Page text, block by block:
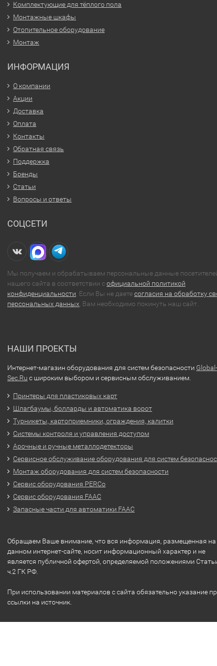
Комплектующие для тёплого пола
Монтажные шкафы
Отопительное оборудование
Монтаж
ИНФОРМАЦИЯ
О компании
Акции
Доставка
Оплата
Контакты
Обратная связь
Поддержка
Бренды
Статьи
Вопросы и ответы
СОЦСЕТИ
Мы получаем и обрабатываем персональные данные
нашего сайта в соответствии софициальной политикой
конфиденциальности . Если Вы не даетесогласия на обработку
персональных данных , Вам необходимо покинуть наш сайт.
НАШИ ПРОЕКТЫ
Интернет-магазин оборудования для систем безопасности Global-
Sec.Ru с широким выбором и сервисным обслуживанием.
Принтеры для пластиковых карт
Шлагбаумы, болларды и автоматика ворот
Турникеты, картоприемники, ограждения, калитки
Системы контроля и управления доступом
Арочные и ручные металлодетекторы
Сервисное обслуживание оборудования для систем
Монтаж оборудования для систем безопасности
Сервис оборудования PERCo
Сервис оборудования FAAC
Запасные части для автоматики FAAC
Обращаем Ваше внимание, что вся информация, размещенная на
данном интернет-сайте, носит информационный характер и не
является публичной офертой, определяемой положениями
ч.2 ГК РФ.
При использовании материалов с сайта обязательно указание
ссылки на источник.